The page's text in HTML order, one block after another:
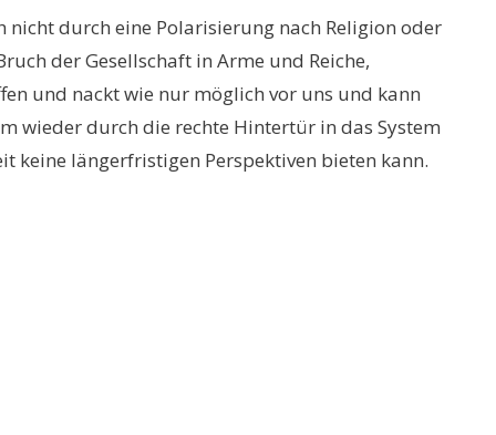
durch eine Polarisierung nach Religion oder
der Gesellschaft in Arme und Reiche,
und nackt wie nur möglich vor uns und kann
wieder durch die rechte Hintertür in das System
keine längerfristigen Perspektiven bieten kann.